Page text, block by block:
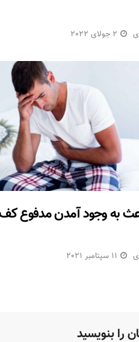
2 جولای 2022
به وجود آمدن مدفوع کف
11 سپتامبر 2021
را بنویسید